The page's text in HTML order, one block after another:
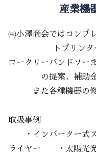
産業機
㈱小澤商会ではコンプ
トプリン
ロータリーバンドソー
の提案、補助
また各種機器の
取扱事例
・インバーター式
ライヤー ・太陽光